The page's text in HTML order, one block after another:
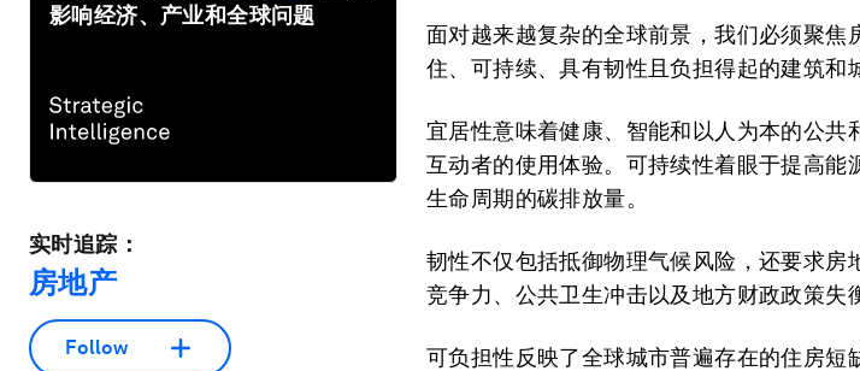
影响经济、产业和全球问题
实时追踪：
房地产
Follow
面对越来越复杂的全球前景，我们必须聚焦
住、可持续、具有韧性且负担得起的建筑和
宜居性意味着健康、智能和以人为本的公共
互动者的使用体验。可持续性着眼于提高能
生命周期的碳排放量。
韧性不仅包括抵御物理气候风险，还要求房
竞争力、公共卫生冲击以及地方财政政策失
可负担性反映了全球城市普遍存在的住房短